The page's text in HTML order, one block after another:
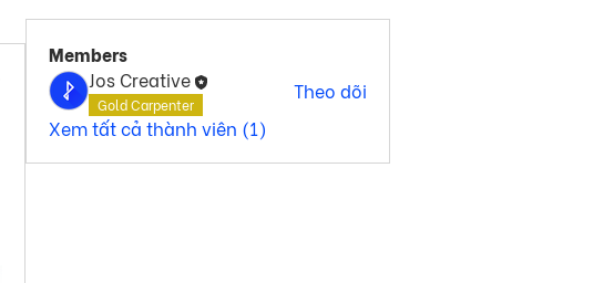
Members
Jos Creative
Gold Carpenter
Theo dõi
Xem tất cả thành viên (1)